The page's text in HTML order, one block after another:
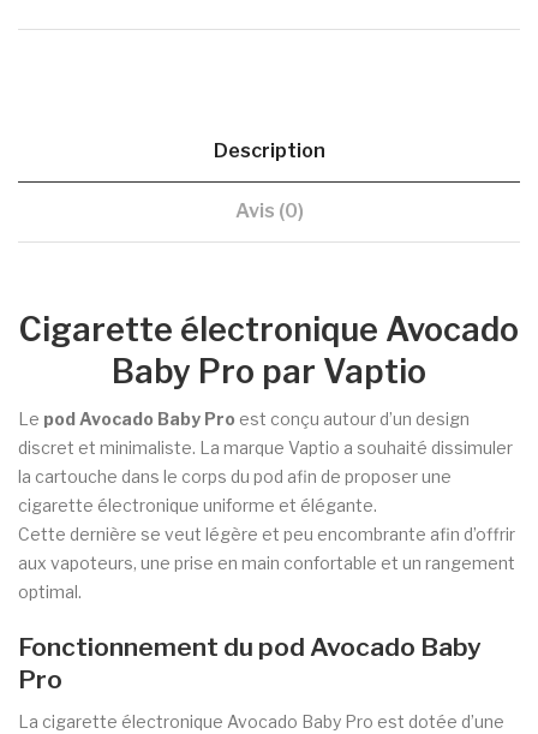
Description
Avis (0)
Cigarette électronique Avocado
Baby Pro par Vaptio
Le pod Avocado Baby Pro est conçu autour d’un design
discret et minimaliste. La marque Vaptio a souhaité dissimuler
la cartouche dans le corps du pod afin de proposer une
cigarette électronique uniforme et élégante.
Cette dernière se veut légère et peu encombrante afin d’offrir
aux vapoteurs, une prise en main confortable et un rangement
optimal.
Fonctionnement du pod Avocado Baby
Pro
La cigarette électronique Avocado Baby Pro est dotée d’une